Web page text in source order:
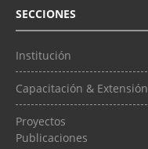
SECCIONES
Institución
Capacitación & Extensión
Proyectos
Publicaciones